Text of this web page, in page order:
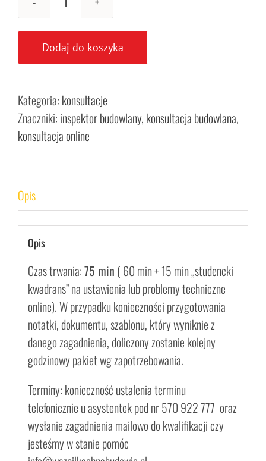
ilość
Konsultacje
dla
os.
architektów,
inżynierów
790
23%
VAT
Dodaj do koszyka
Kategoria: konsultacje
Znaczniki: inspektor budowlany, konsultacja budowlana,
konsultacja online
Opis
Opis
Czas trwania:75 min ( 60 min + 15 min „studencki
kwadrans” na ustawienia lub problemy techniczne
online). W przypadku konieczności przygotowania
notatki, dokumentu, szablonu, który wyniknie z
danego zagadnienia, doliczony zostanie kolejny
godzinowy pakiet wg zapotrzebowania.
Terminy: konieczność ustalenia terminu
telefonicznie u asystentek pod nr 570 922 777 oraz
wysłanie zagadnienia mailowo do kwalifikacji czy
jesteśmy w stanie pomóc